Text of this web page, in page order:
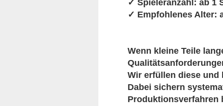
✓ Spieleranzahl: ab 1
✓ Empfohlenes Alter:
Wenn kleine Teile
Wir erfüllen diese und
Dabei sichern
Produktionsverfahren